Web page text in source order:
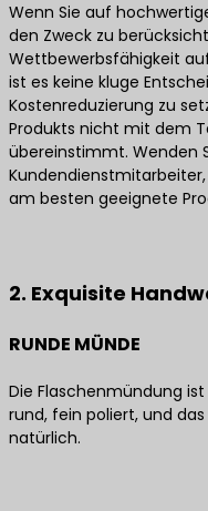
Wenn Sie auf
den Zweck zu
Wettbewerbsfähigkeit
ist es keine kluge
Kostenreduzierung zu
Produkts nicht mit dem
übereinstimmt. Wenden
am besten geeignete
2. Exquisite
RUNDE MÜNDE
Die Flaschenmündung
rund, fein poliert, und
natürlich.